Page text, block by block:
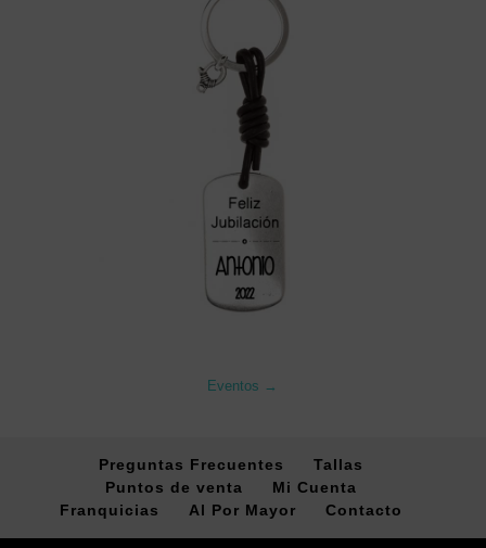
Eventos →
Preguntas Frecuentes
Tallas
Puntos de venta
Mi Cuenta
Franquicias
Al Por Mayor Contacto